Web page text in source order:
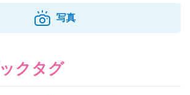
写真
クタグ